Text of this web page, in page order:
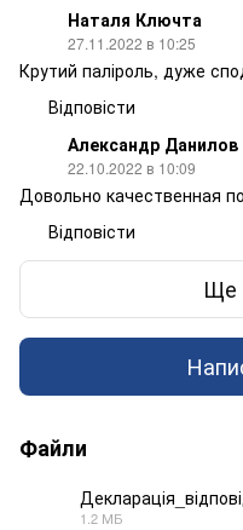
Наталя Ключта
27.11.2022 в 10:25
Крутий паліроль, дуже
Відповісти
Александр Данилов
22.10.2022 в 10:09
Довольно качественная
Відповісти
Ще
Файли
1.2 МБ